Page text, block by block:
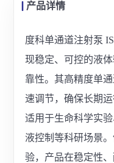
产品详情
度科单通道注射泵
现稳定、可控的液
靠性。其高精度单
速调节，确保长期
适用于生命科学实
液控制等科研场景
验，产品在稳定性